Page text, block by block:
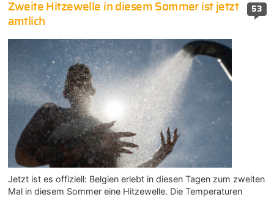
53
Zweite Hitzewelle in diesem Sommer ist jetzt
amtlich
Jetzt ist es offiziell: Belgien erlebt in diesen Tagen zum zweiten
Mal in diesem Sommer eine Hitzewelle. Die Temperaturen